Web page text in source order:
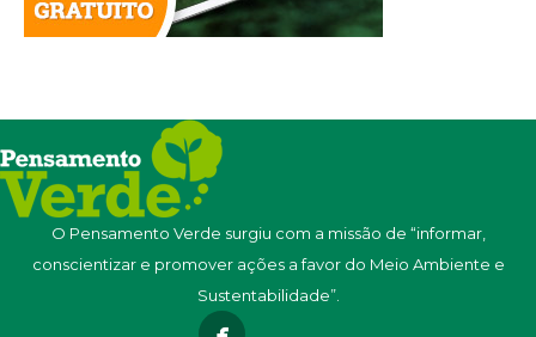
O Pensamento Verde surgiu com a missão de “informar,
conscientizar e promover ações a favor do Meio Ambiente e
Sustentabilidade”.